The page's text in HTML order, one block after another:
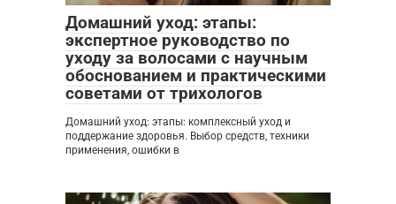
Домашний уход: этапы:
экспертное руководство по
уходу за волосами с научным
обоснованием и практическими
советами от трихологов
Домашний уход: этапы: комплексный уход и
поддержание здоровья. Выбор средств, техники
применения, ошибки в